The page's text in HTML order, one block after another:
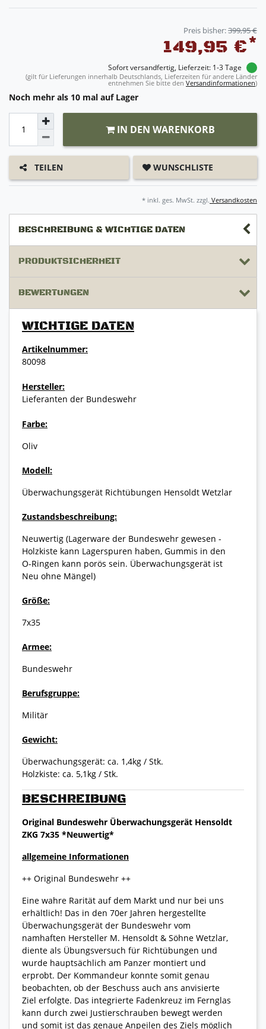
Preis bisher:399,95 €
149,95 €*
Sofort versandfertig, Lieferzeit: 1-3 Tage
(gilt für Lieferungen innerhalb Deutschlands, Lieferzeiten für andere Länder
entnehmen Sie bitte den Versandinformationen)
Noch mehr als 10 mal auf Lager
IN DEN WARENKORB
TEILEN WUNSCHLISTE
* inkl. ges. MwSt. zzgl. Versandkosten
BESCHREIBUNG & WICHTIGE DATEN
PRODUKTSICHERHEIT
BEWERTUNGEN
BESCHREIBUNG
Original Bundeswehr Überwachungsgerät Hensoldt
ZKG 7x35 *Neuwertig*
allgemeine Informationen
++ Original Bundeswehr ++
Eine wahre Rarität auf dem Markt und nur bei uns
erhältlich! Das in den 70er Jahren hergestellte
Überwachungsgerät der Bundeswehr vom
namhaften Hersteller M. Hensoldt & Söhne Wetzlar,
diente als Übungsversuch für Richtübungen und
wurde hauptsächlich am Panzer montiert und
erprobt. Der Kommandeur konnte somit genau
beobachten, ob der Beschuss auch ans anvisierte
Ziel erfolgte. Das integrierte Fadenkreuz im Fernglas
kann durch zwei Justierschrauben bewegt werden
und somit ist das genaue Anpeilen des Ziels möglich
WICHTIGE DATEN
Artikelnummer:
80098
Hersteller:
Lieferanten der Bundeswehr
Farbe:
Oliv
Modell:
Überwachungsgerät Richtübungen Hensoldt Wetzlar
Zustandsbeschreibung:
Neuwertig (Lagerware der Bundeswehr gewesen -
Holzkiste kann Lagerspuren haben, Gummis in den
O-Ringen kann porös sein. Überwachungsgerät ist
Neu ohne Mängel)
Größe:
7x35
Armee:
Bundeswehr
Berufsgruppe:
Militär
Gewicht:
Überwachungsgerät: ca. 1,4kg / Stk.
Holzkiste: ca. 5,1kg / Stk.